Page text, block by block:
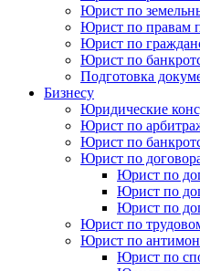
Юрист по
Юрист по правам
Юрист по
Юрист по
Подготовка
Бизнесу
Юридические
Юрист по
Юрист по
Юрист по
Юрист по
Юрист по
Юрист по
Юрист по
Юрист по
Юрист по